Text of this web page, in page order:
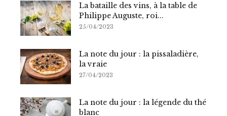
La bataille des vins, à la table de
Philippe Auguste, roi...
25/04/2023
La note du jour : la pissaladière,
la vraie
27/04/2023
La note du jour : la légende du thé
blanc